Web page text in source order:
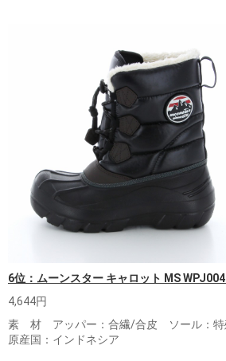
6位：ムーンスター キャロット MS
4,644円
素 材 アッパー：合繊/合皮 ソール：特
原産国：インドネシア